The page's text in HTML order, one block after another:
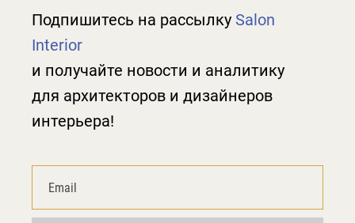
Подпишитесь на рассылку Salon
Interior
и получайте новости и аналитику
для архитекторов и дизайнеров
интерьера!